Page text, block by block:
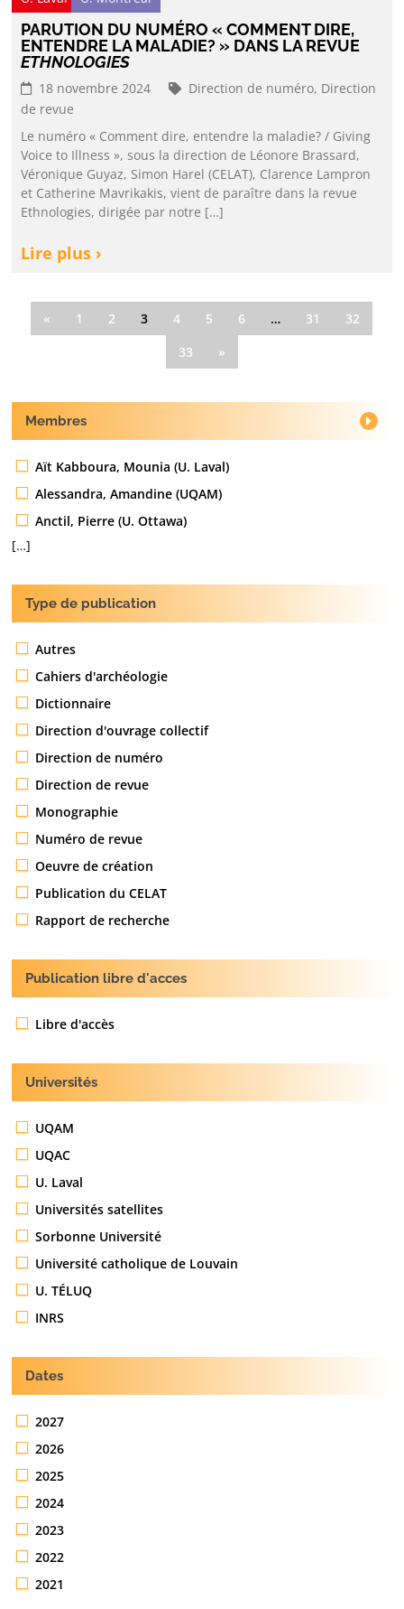
PARUTION DU NUMÉRO « COMMENT DIRE,
ENTENDRE LA MALADIE? » DANS LA REVUE
ETHNOLOGIES
18 novembre 2024 Direction de numéro, Direction
de revue
Le numéro « Comment dire, entendre la maladie? / Giving
Voice to Illness », sous la direction de Léonore Brassard,
Véronique Guyaz, Simon Harel (CELAT), Clarence Lampron
et Catherine Mavrikakis, vient de paraître dans la revue
Ethnologies, dirigée par notre […]
Lire plus ›
« 1 2 3 4 5 6 … 31
32
33
»
Membres
Aït Kabboura, Mounia (U. Laval)
Alessandra, Amandine (UQAM)
Anctil, Pierre (U. Ottawa)
[…]
Type de publication
Autres
Cahiers d'archéologie
Dictionnaire
Direction d'ouvrage collectif
Direction de numéro
Direction de revue
Monographie
Numéro de revue
Oeuvre de création
Publication du CELAT
Rapport de recherche
Publication libre d'acces
Libre d'accès
Universités
UQAM
UQAC
U. Laval
Universités satellites
Sorbonne Université
Université catholique de Louvain
U. TÉLUQ
INRS
Dates
2027
2026
2025
2024
2023
2022
2021